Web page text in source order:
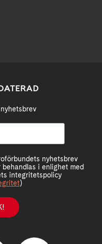
nyhetsbrev
i enlighet med
integritetspolicy
)